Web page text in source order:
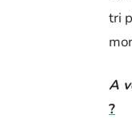
tri
A
?